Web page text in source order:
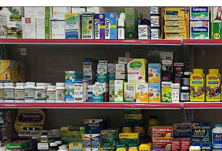
dòngCanadianwhiskeykể từ năm 1858, Canadian
Club là sản phẩm “khởi đầu huyền thoại” trong hành
trình khám phá whisky.
Canadian Club 1858 có chất rịu màu vàng sáng. Hương
thơm sảng khoái và nhẹ nhàng với hươnghạnh
nhânvà một chút hương cay nồng của gia vị. Về vị,
Canadian Club 1858 có vị spicy và zesty (của các loại
trái cây họ cam chanh), thêm một chút hương gỗ sồi,
hương vani ngọt ngào. Hậu vị khô và kéo dài với
hương gỗ sồi tinh tế.